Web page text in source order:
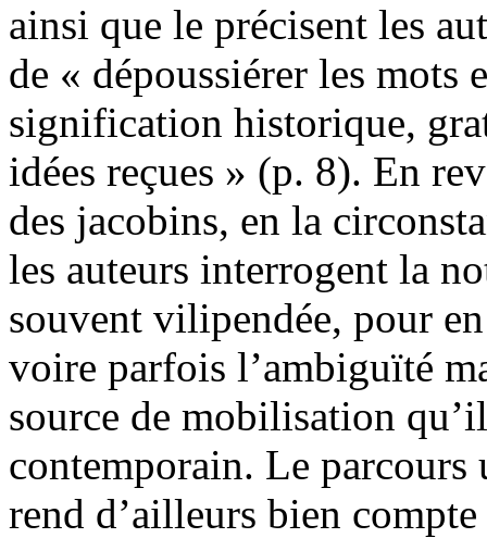
ainsi que le précisent les
de « dépoussiérer les mots
signification historique,
idées reçues » (p. 8). En
des jacobins, en la
les auteurs interrogent la
souvent vilipendée, pour
voire parfois l’ambiguïté
source de mobilisation
contemporain. Le parcours
rend d’ailleurs bien compte